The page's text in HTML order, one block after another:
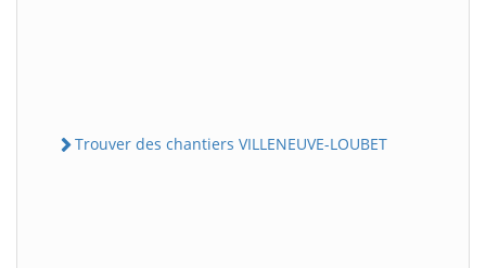
Trouver des chantiers VILLENEUVE-LOUBET